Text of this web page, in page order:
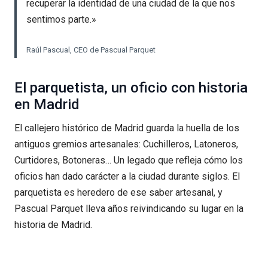
recuperar la identidad de una ciudad de la que nos
sentimos parte.»
Raúl Pascual, CEO de Pascual Parquet
El parquetista, un oficio con historia
en Madrid
El callejero histórico de Madrid guarda la huella de los
antiguos gremios artesanales: Cuchilleros, Latoneros,
Curtidores, Botoneras… Un legado que refleja cómo los
oficios han dado carácter a la ciudad durante siglos. El
parquetista es heredero de ese saber artesanal, y
Pascual Parquet lleva años reivindicando su lugar en la
historia de Madrid.